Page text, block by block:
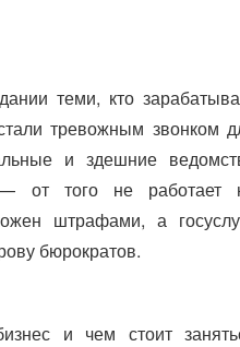
теми, кто
тревожным звонком
и здешние
от того не работает
штрафами, а
бюрократов.
и чем стоит